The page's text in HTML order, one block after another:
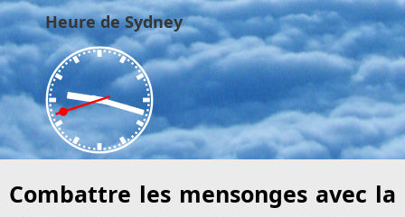
Heure de Sydney
Combattre les mensonges avec la